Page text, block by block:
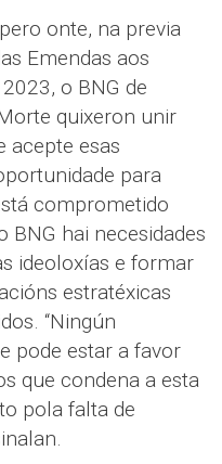
onte, na previa
Emendas aos
o BNG de
quixeron unir
acepte esas
para
comprometido
BNG hai necesidades
ideoloxías e formar
estratéxicas
“Ningún
pode estar a favor
que condena a esta
pola falta de